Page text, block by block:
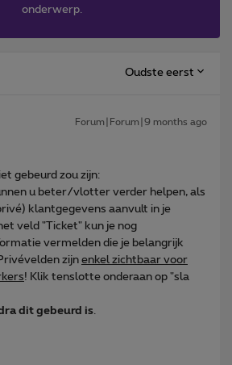
onderwerp.
Oudste eerst
Forum|Forum|9 months ago
gebeurd zou zijn:
u beter/vlotter verder helpen, als
klantgegevens aanvult in je
het veld "Ticket" kun je nog
vermelden die je belangrijk
zijn enkel zichtbaar voor
! Klik tenslotte onderaan op "sla
dit gebeurd is